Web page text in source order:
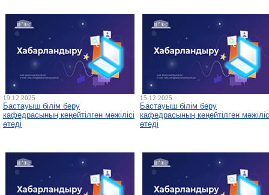
19.12.2025
Бастауыш білім беру
кафедрасының кеңейтілген мәжілісі
өтеді
15.12.2025
Бастауыш білім беру
кафедрасының кеңейтілген
өтеді